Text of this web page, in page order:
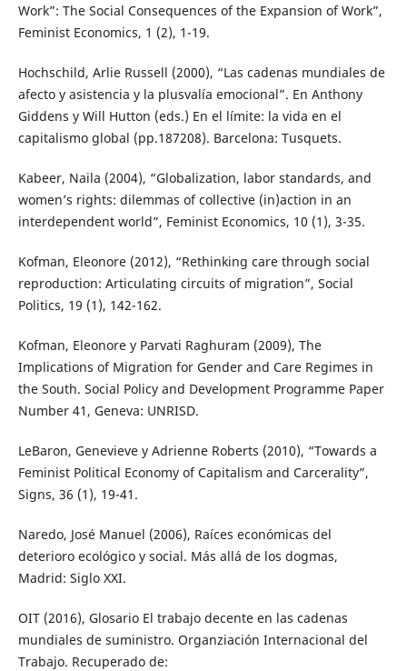
Work”: The Social Consequences of the Expansion of Work”,
Feminist Economics, 1 (2), 1-19.
Hochschild, Arlie Russell (2000), “Las cadenas mundiales de
afecto y asistencia y la plusvalía emocional”. En Anthony
Giddens y Will Hutton (eds.) En el límite: la vida en el
capitalismo global (pp.187208). Barcelona: Tusquets.
Kabeer, Naila (2004), “Globalization, labor standards, and
women’s rights: dilemmas of collective (in)action in an
interdependent world”, Feminist Economics, 10 (1), 3-35.
Kofman, Eleonore (2012), “Rethinking care through social
reproduction: Articulating circuits of migration”, Social
Politics, 19 (1), 142-162.
Kofman, Eleonore y Parvati Raghuram (2009), The
Implications of Migration for Gender and Care Regimes in
the South. Social Policy and Development Programme Paper
Number 41, Geneva: UNRISD.
LeBaron, Genevieve y Adrienne Roberts (2010), “Towards a
Feminist Political Economy of Capitalism and Carcerality”,
Signs, 36 (1), 19-41.
Naredo, José Manuel (2006), Raíces económicas del
deterioro ecológico y social. Más allá de los dogmas,
Madrid: Siglo XXI.
OIT (2016), Glosario El trabajo decente en las cadenas
mundiales de suministro. Organziación Internacional del
Trabajo. Recuperado de: